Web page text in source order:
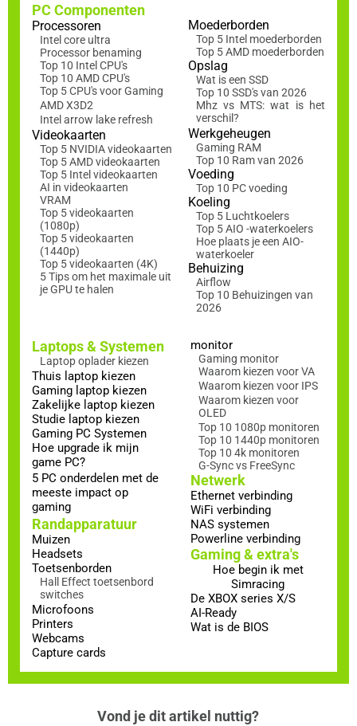
PC Componenten
Processoren
Intel core ultra
Processor benaming
Top 10 Intel CPU's
Top 10 AMD CPU's
Top 5 CPU's voor Gaming
AMD X3D2
Intel arrow lake refresh
Videokaarten
Top 5 NVIDIA videokaarten
Top 5 AMD videokaarten
Top 5 Intel videokaarten
AI in videokaarten
VRAM
Top 5 videokaarten
(1080p)
Top 5 videokaarten
(1440p)
Top 5 videokaarten (4K)
5 Tips om het maximale uit
je GPU te halen
Moederborden
Top 5 Intel moederborden
Top 5 AMD moederborden
Opslag
Wat is een SSD
Top 10 SSD's van 2026
Mhz vs MTS: wat is het
verschil?
Werkgeheugen
Gaming RAM
Top 10 Ram van 2026
Voeding
Top 10 PC voeding
Koeling
Top 5 Luchtkoelers
Top 5 AIO -waterkoelers
Hoe plaats je een AIO-
waterkoeler
Behuizing
Airflow
Top 10 Behuizingen van
2026
Laptops & Systemen
Laptop oplader kiezen
Thuis laptop kiezen
Gaming laptop kiezen
Zakelijke laptop kiezen
Studie laptop kiezen
Gaming PC Systemen
Hoe upgrade ik mijn
game PC?
5 PC onderdelen met de
meeste impact op
gaming
Randapparatuur
Muizen
Headsets
Toetsenborden
Hall Effect toetsenbord
switches
Microfoons
Printers
Webcams
Capture cards
monitor
Gaming monitor
Waarom kiezen voor VA
Waarom kiezen voor IPS
Waarom kiezen voor
OLED
Top 10 1080p monitoren
Top 10 1440p monitoren
Top 10 4k monitoren
G-Sync vs FreeSync
Netwerk
Ethernet verbinding
WiFi verbinding
NAS systemen
Powerline verbinding
Gaming & extra's
Hoe begin ik met
Simracing
De XBOX series X/S
AI-Ready
Wat is de BIOS
Vond je dit artikel nuttig?